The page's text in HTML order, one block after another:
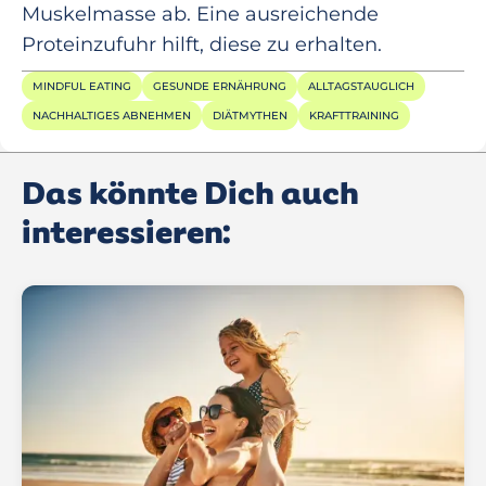
Muskelmasse ab. Eine ausreichende
Proteinzufuhr hilft, diese zu erhalten.
MINDFUL EATING GESUNDE ERNÄHRUNG ALLTAGSTAUGLICH
NACHHALTIGES ABNEHMEN DIÄTMYTHEN KRAFTTRAINING
Das könnte Dich auch
interessieren: